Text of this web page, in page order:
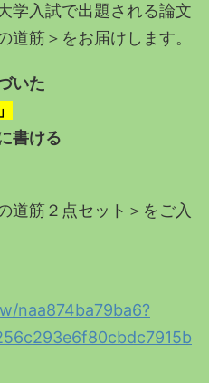
学入試で出題される論文
道筋＞をお届けします。
いた
書ける
道筋２点セット＞をご入
naa874ba79ba6?